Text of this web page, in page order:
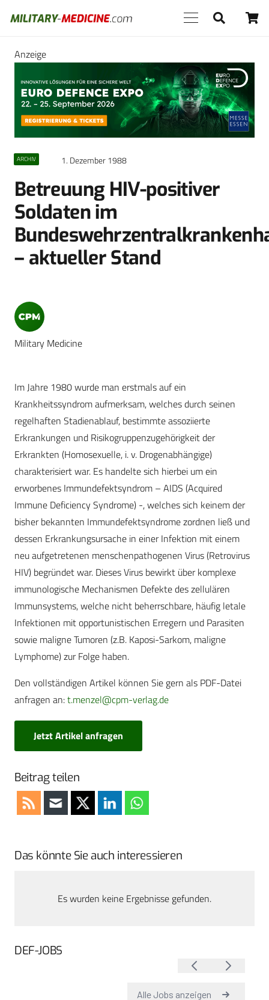
Anzeige
ARCHIV 1. Dezember 1988
Betreuung HIV-positiver
Soldaten im
– aktueller Stand
Military Medicine
Im Jahre 1980 wurde man erstmals auf ein
Krankheitssyndrom aufmerksam, welches durch seinen
regelhaften Stadienablauf, bestimmte assoziierte
Erkrankungen und Risikogruppenzugehörigkeit der
Erkrankten (Homosexuelle, i. v. Drogenabhängige)
charakterisiert war. Es handelte sich hierbei um ein
erworbenes Immundefektsyndrom – AIDS (Acquired
Immune Deficiency Syndrome) -, welches sich keinem der
bisher bekannten Immundefektsyndrome zordnen ließ und
dessen Erkrankungsursache in einer Infektion mit einem
neu aufgetretenen menschenpathogenen Virus (Retrovirus
HIV) begründet war. Dieses Virus bewirkt über komplexe
immunologische Mechanismen Defekte des zellulären
Immunsystems, welche nicht beherrschbare, häufig letale
Infektionen mit opportunistischen Erregern und Parasiten
sowie maligne Tumoren (z.B. Kaposi-Sarkom, maligne
Lymphome) zur Folge haben.
Den vollständigen Artikel können Sie gern als PDF-Datei
anfragen an:t.menzel@cpm-verlag.de
Jetzt Artikel anfragen
Beitrag teilen
Das könnte Sie auch interessieren
Es wurden keine Ergebnisse gefunden.
DEF-JOBS